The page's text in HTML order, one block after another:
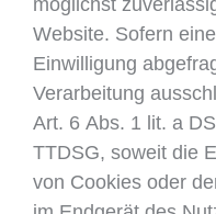
möglichst
Website. Sofern
Einwilligung
Verarbeitung
Art. 6 Abs. 1 lit. a
TTDSG, soweit die
von Cookies oder